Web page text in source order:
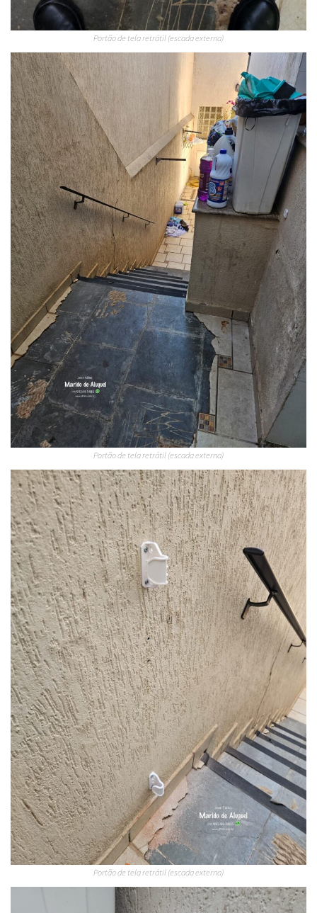
Portão de tela retrátil (escada externa)
Portão de tela retrátil (escada externa)
Portão de tela retrátil (escada externa)